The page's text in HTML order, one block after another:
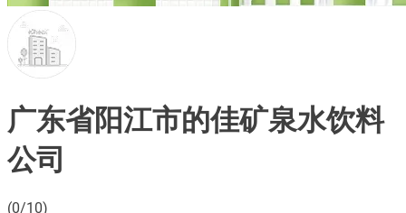
广东省阳江市的佳矿泉水饮料
公司
(0/10)